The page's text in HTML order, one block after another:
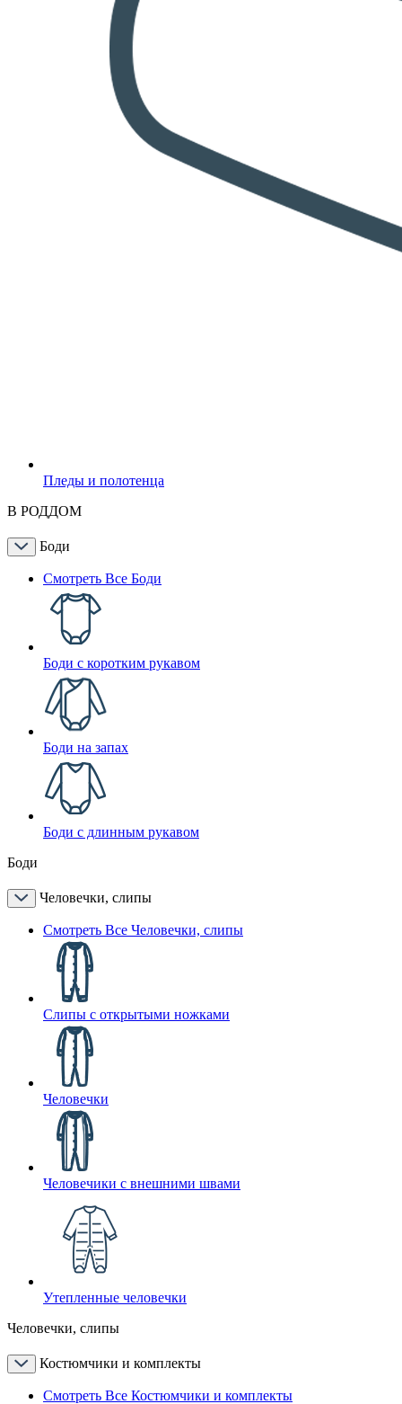
Пледы и полотенца
В РОДДОМ
Боди
Смотреть Все Боди
Боди с коротким рукавом
Боди на запах
Боди с длинным рукавом
Боди
Человечки, слипы
Смотреть Все Человечки, слипы
Слипы с открытыми ножками
Человечки
Человечики с внешними швами
Утепленные человечки
Человечки, слипы
Костюмчики и комплекты
Смотреть Все Костюмчики и комплекты